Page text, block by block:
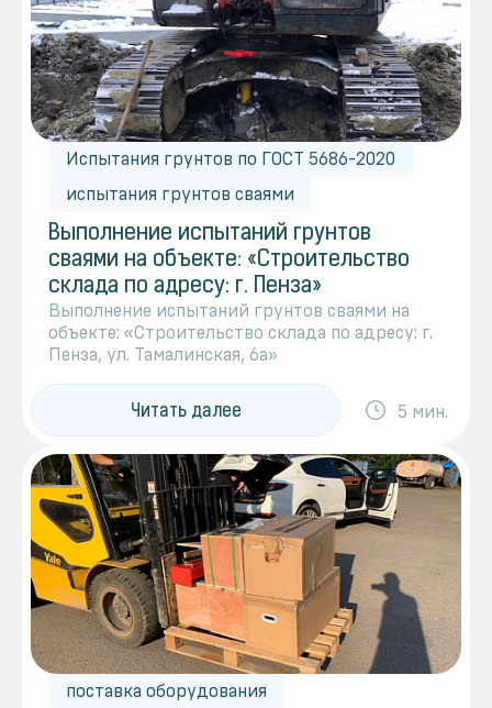
Испытания грунтов по ГОСТ 5686-2020
испытания грунтов сваями
5 мин.
Выполнение испытаний грунтов
сваями на объекте: «Строительство
склада по адресу: г. Пенза»
Выполнение испытаний грунтов сваями на
объекте: «Строительство склада по адресу: г.
Пенза, ул. Тамалинская, 6а»
Читать далее
поставка оборудования